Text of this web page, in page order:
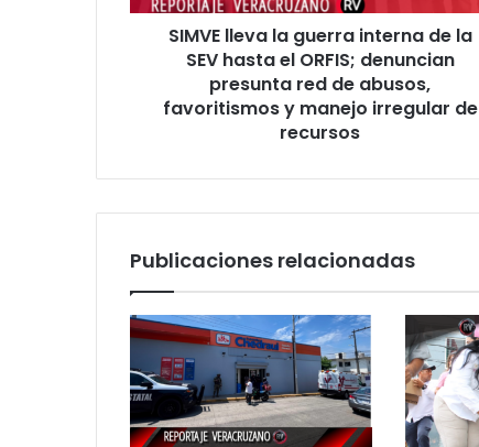
hasta
presunta
y
irregular
de
SIMVE lleva la guerra interna de la
SEV hasta el ORFIS; denuncian
presunta red de abusos,
favoritismos y manejo irregular de
recursos
Publicaciones relacionadas